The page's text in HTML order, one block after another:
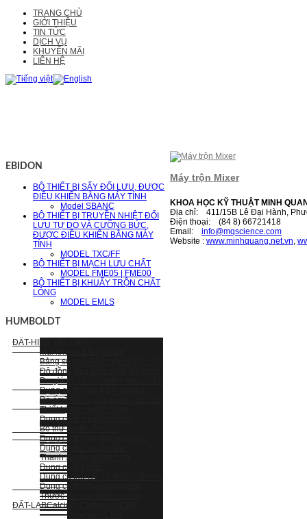
TRANG CHỦ
GIỚI THIỆU
TIN TỨC
DỊCH VỤ
KHUYẾN MÃI
LIÊN HỆ
EBIDON
BỘ THIẾT BỊ SẤY ĐỐI LƯU, ĐƯỢC
ĐIỀU KHIỂN BẰNG MÁY TÍNH
Model SBANC
BỘ THIẾT BỊ TRUYỀN NHIỆT ĐỐI
LƯU TỰ DO VÀ CƯỠNG BỨC,
ĐƯỢC ĐIỀU KHIỂN BẰNG MÁY
TÍNH
MODEL TXC/FF
BỘ THIẾT BỊ MẠCH LƯU CHẤT
MODEL FME05 | FME00
BỘ THIẾT BỊ KHUẤY TRỘN CHẤT
LỎNG
MODEL EMLS
HUMBOLDT
ĐẤT-HIỆN TRƯỜNG
Mũi khoan & Bộ khoan
Bảng so màu
Độ đồng đều đầm chặt, độ cứng
Đo giá trị điện môi
Dụng cụ thử độ thấm Guelph
Độ ẩmThiết bị thử xuyên, búa đôi
Thiết bị thử xuyên động
Dụng cụ thử xuyên bỏ túi
Bộ thử xuyên Proctor
Dụng cụ thử xuyên, vòng lực
Dụng cụ thử xuyên tĩnh
Thanh xuyên dò
Dụng cụ lấy mẫu
Dụng cụ thử cắt cánh
Dụng cụ thử thấm vòng đôi
Thước đo mực nước ngầm
ĐẤT-LABCalcium Carbonate
Máy trộn Mixer
KHOA HỌC KỸ THUẬT MINH
Địa chỉ: 411/15B Lê Đại Hành,
Điện thoại: (84 8) 66721418
Email: info@mqscience.com
Website : www.minhquang.net.vn,